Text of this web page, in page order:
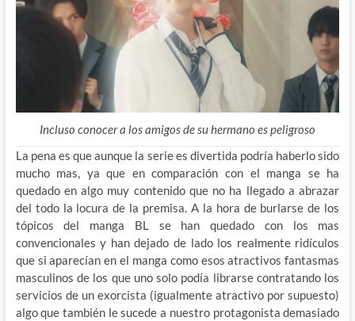
Incluso conocer a los amigos de su hermano es peligroso
La pena es que aunque la serie es divertida podría haberlo sido
mucho mas, ya que en comparación con el manga se ha
quedado en algo muy contenido que no ha llegado a abrazar
del todo la locura de la premisa. A la hora de burlarse de los
tópicos del manga BL se han quedado con los mas
convencionales y han dejado de lado los realmente ridículos
que si aparecían en el manga como esos atractivos fantasmas
masculinos de los que uno solo podía librarse contratando los
servicios de un exorcista (igualmente atractivo por supuesto)
algo que también le sucede a nuestro protagonista demasiado